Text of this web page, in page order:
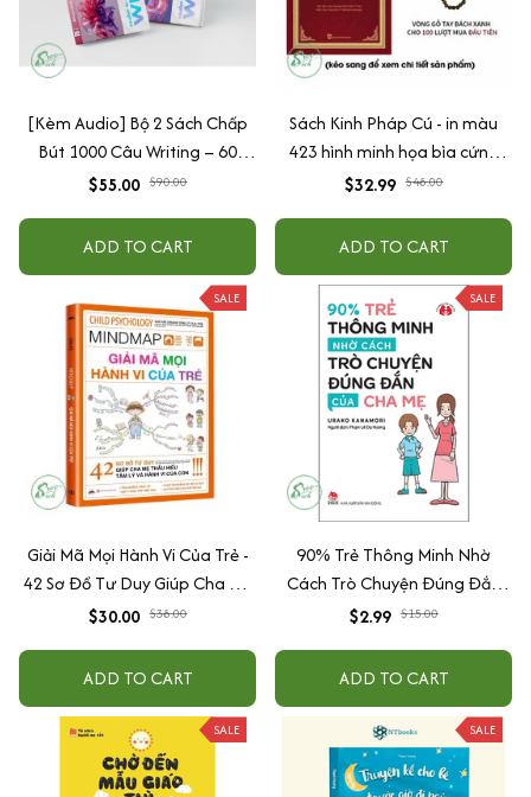
[Kèm Audio] Bộ 2 Sách Chấp
Bút 1000 Câu Writing – 60
Ngày Gieo Trồng Tư Duy
$55.00 $90.00
ADD TO CART
Sách Kinh Pháp Cú - in màu
423 hình minh họa bìa cứng
cao cấp + tặng kèm vòng tay
$32.99 $48.00
ADD TO CART
SALE
Giải Mã Mọi Hành Vi Của Trẻ -
42 Sơ Đồ Tư Duy Giúp Cha Mẹ
Thấu Hiểu Tâm Lý Và Hành Vi
$30.00 $38.00
ADD TO CART
SALE
90% Trẻ Thông Minh Nhờ
Cách Trò Chuyện Đúng Đắn
Của Cha Mẹ
$2.99 $15.00
ADD TO CART
SALE SALE